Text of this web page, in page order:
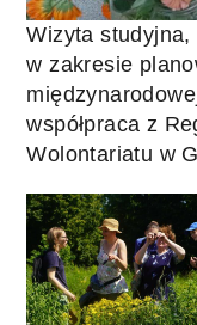
Wizyta
w zakresie
współpraca z
Wolontariatu w